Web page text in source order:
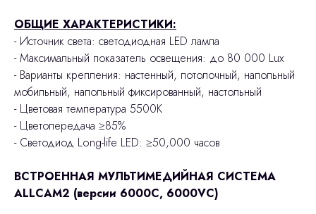
ОБЩИЕ ХАРАКТЕРИСТИКИ:
- Источник света: светодиодная LED лампа
- Максимальный показатель освещения: до 80 000 Lux
- Варианты крепления: настенный, потолочный, напольный
мобильный, напольный фиксированный, настольный
- Цветовая температура 5500К
- Цветопередача ≥85%
- Светодиод Long-life LED: ≥50,000 часов
ВСТРОЕННАЯ МУЛЬТИМЕДИЙНАЯ СИСТЕМА
ALLCAM2 (версии 6000C, 6000VC)